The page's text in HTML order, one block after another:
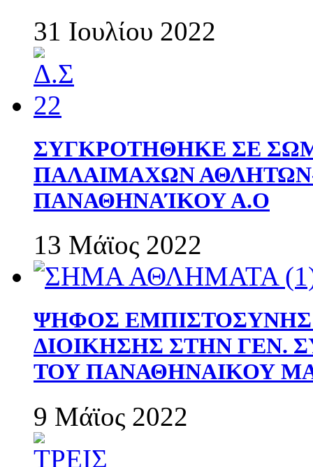
31 Ιουλίου 2022
ΣΥΓΚΡΟΤΗΘΗΚΕ ΣΕ
ΠΑΛΑΙΜΑΧΩΝ
ΠΑΝΑΘΗΝΑΊΚΟΥ Α.Ο
13 Μάϊος 2022
ΨΗΦΟΣ
ΔΙΟΙΚΗΣΗΣ ΣΤΗΝ ΓΕΝ.
ΤΟΥ ΠΑΝΑΘΗΝΑΙΚΟΥ
9 Μάϊος 2022